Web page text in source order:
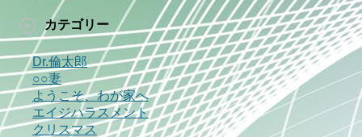
カテゴリー
Dr.倫太郎
○○妻
ようこそ、わが家へ
エイジハラスメント
クリスマス